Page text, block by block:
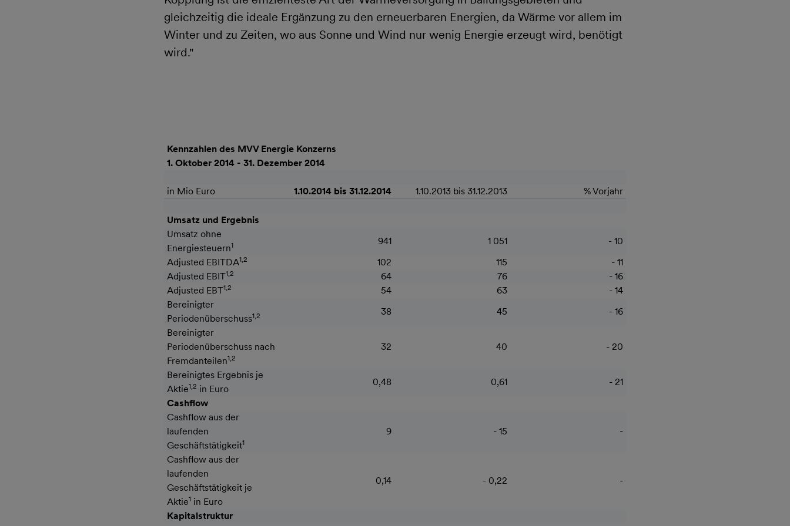
gleichzeitig die ideale Ergänzung zu den erneuerbaren Energien, da Wärme vor allem im
Winter und zu Zeiten, wo aus Sonne und Wind nur wenig Energie erzeugt wird, benötigt
wird."
Kennzahlen des MVV Energie Konzerns
1. Oktober 2014 - 31. Dezember 2014
in Mio Euro 1.10.2014 bis 31.12.2014 1.10.2013 bis 31.12.2013 % Vorjahr
Umsatz und Ergebnis
Umsatz ohne
Energiesteuern1 941 1 051
- 10
Adjusted EBITDA1,2 102 115
- 11
Adjusted EBIT1,2 64 76
- 16
Adjusted EBT1,2 54 63
- 14
Bereinigter
Periodenüberschuss1,2 38 45
- 16
Bereinigter
Periodenüberschuss nach
Fremdanteilen1,2
32 40 - 20
Bereinigtes Ergebnis je
Aktie1,2 in Euro
0,48 0,61
- 21
Cashflow
Cashflow aus der
laufenden
Geschäftstätigkeit1
9 - 15 -
Cashflow aus der
laufenden
Geschäftstätigkeit je
Aktie1 in Euro
0,14 - 0,22 -
Kapitalstruktur